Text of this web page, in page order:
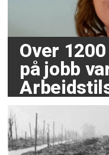
Over
på jobb